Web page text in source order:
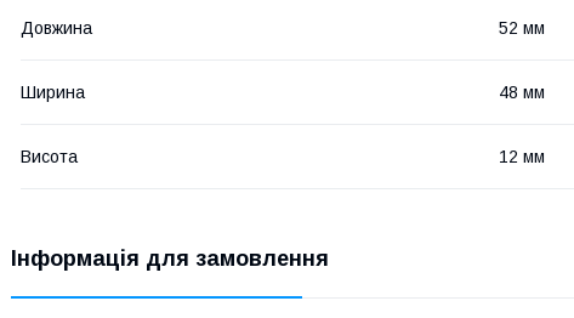
Довжина 52 мм
Ширина 48 мм
Висота 12 мм
Інформація для замовлення